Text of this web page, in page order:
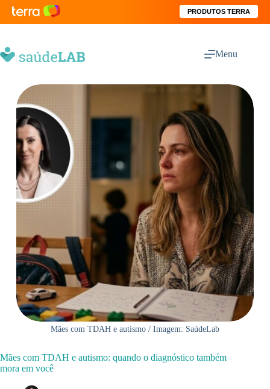
PRODUTOS TERRA
Menu
Mães com TDAH e autismo / Imagem: SaúdeLab
Mães com TDAH e autismo: quando o diagnóstico também
mora em você